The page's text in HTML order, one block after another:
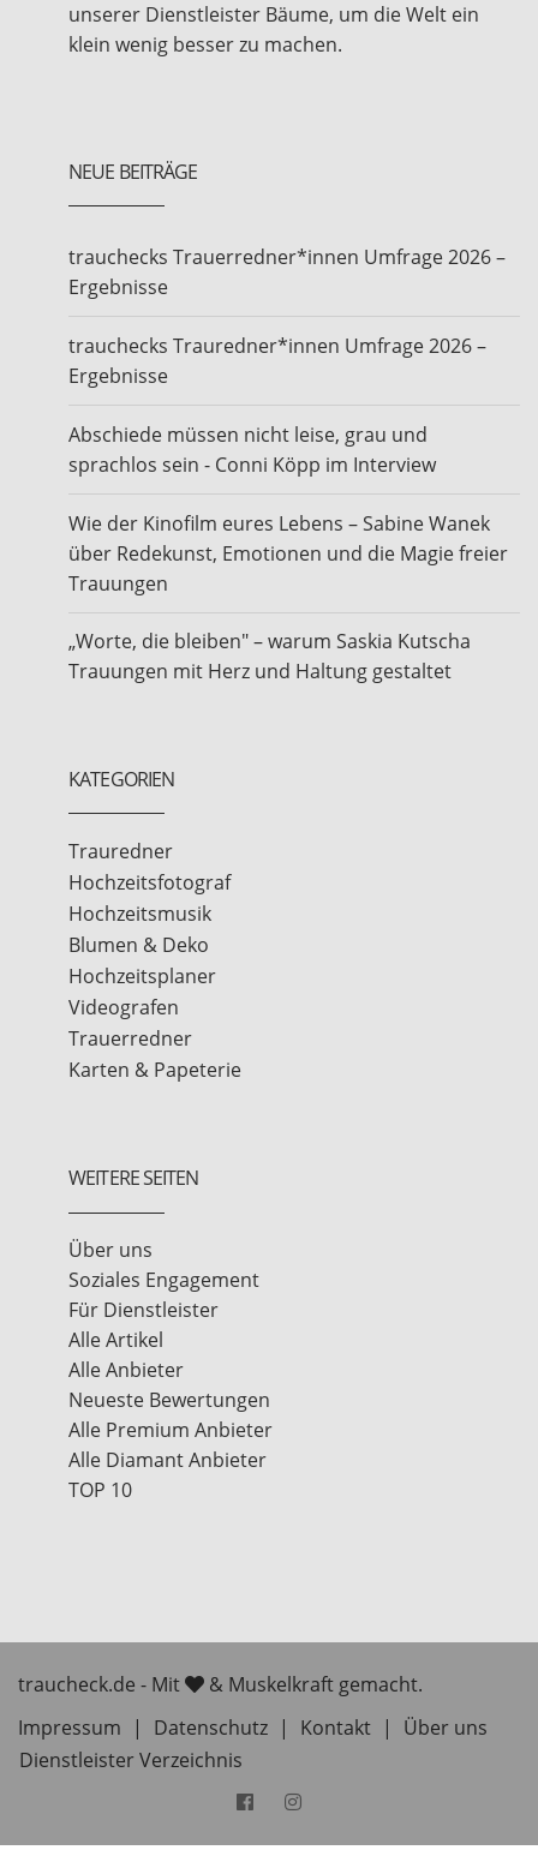
unserer Dienstleister Bäume, um die Welt ein
klein wenig besser zu machen.
NEUE BEITRÄGE
trauchecks Trauerredner*innen Umfrage 2026 –
Ergebnisse
trauchecks Trauredner*innen Umfrage 2026 –
Ergebnisse
Abschiede müssen nicht leise, grau und
sprachlos sein - Conni Köpp im Interview
Wie der Kinofilm eures Lebens – Sabine Wanek
über Redekunst, Emotionen und die Magie freier
Trauungen
„Worte, die bleiben" – warum Saskia Kutscha
Trauungen mit Herz und Haltung gestaltet
KATEGORIEN
Trauredner
Hochzeitsfotograf
Hochzeitsmusik
Blumen & Deko
Hochzeitsplaner
Videografen
Trauerredner
Karten & Papeterie
WEITERE SEITEN
Über uns
Soziales Engagement
Für Dienstleister
Alle Artikel
Alle Anbieter
Neueste Bewertungen
Alle Premium Anbieter
Alle Diamant Anbieter
TOP 10
traucheck.de - Mit
& Muskelkraft gemacht.
Impressum
| Datenschutz | Kontakt |
Über uns
Dienstleister Verzeichnis